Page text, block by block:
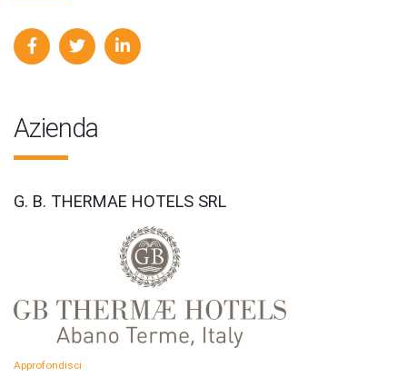
Azienda
G. B. THERMAE HOTELS SRL
Approfondisci